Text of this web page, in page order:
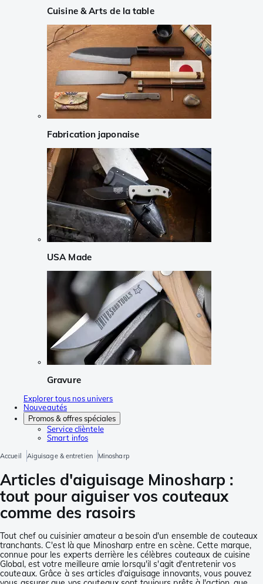
Cuisine & Arts de la table
Fabrication japonaise
USA Made
Gravure
Explorer tous nos univers
Nouveautés
Promos & offres spéciales
Service clièntele
Smart infos
Accueil Aiguisage & entretien Minosharp
Articles d'aiguisage Minosharp :
tout pour aiguiser vos couteaux
comme des rasoirs
Tout chef ou cuisinier amateur a besoin d'un ensemble de couteaux
tranchants. C'est là que Minosharp entre en scène. Cette marque,
connue pour les experts derrière les célèbres couteaux de cuisine
Global, est votre meilleure amie lorsqu'il s'agit d'entretenir vos
couteaux. Grâce à ses articles d'aiguisage innovants, vous pouvez